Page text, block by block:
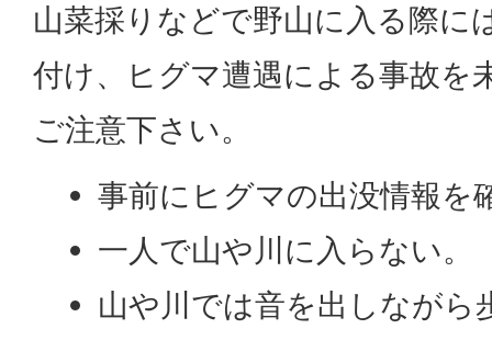
山菜採りなどで野山に入る際に
付け、ヒグマ遭遇による事故を
ご注意下さい。
事前にヒグマの出没情報を
一人で山や川に入らない。
山や川では音を出しながら